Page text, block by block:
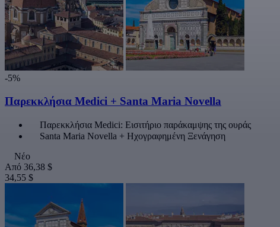
-5%
Παρεκκλήσια Medici + Santa Maria Novella
Παρεκκλήσια Medici: Εισιτήριο παράκαμψης της ουράς
Santa Maria Novella + Ηχογραφημένη Ξενάγηση
Νέο
Από 36,38 $
34,55 $